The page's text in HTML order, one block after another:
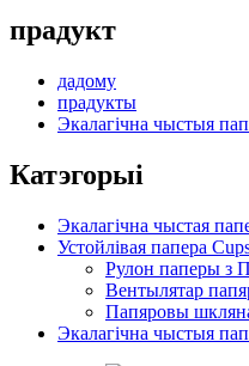
прадукт
дадому
прадукты
Экалагічна чыстыя
Катэгорыі
Экалагічна чыстая
Устойлівая папера
Рулон паперы з
Вентылятар
Папяровы
Экалагічна чыстыя